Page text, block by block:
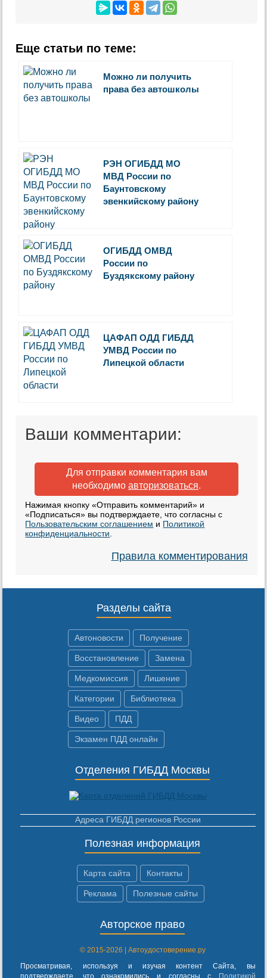
Еще статьи по теме:
Можно ли получить
права без автошколы
РЭН ОГИБДД МО
МВД России по
Баунтовскому
эвенкийскому району
ОГИБДД ОМВД
России по
Буздякскому району
ЦАФАП ОДД ГИБДД
УМВД России по
Липецкой области
Ваши комментарии:
Для отправки комментария вам
необходимо авторизоваться.
Нажимая кнопку «Отправить комментарий» и
«Подписаться» вы подтверждаете, что согласны с
Пользовательским соглашением и Политикой
конфиденциальности
Правила комментирования
Разделы сайта
Автоновости Получение
Восстановление Замена
Медкомиссия Лишение
Категории Библиотека
Видео ПДД
Экзамен ПДД онлайн
Отделения ГИБДД Москвы
Адреса ГИБДД регионов России
Полезная информация
Карта сайта Контакты
Реклама Полезные сайты
Авторское право
© 2015-2026 | Автоудостоверение.ру
Просматривая, используя и изучая контент Сайта, вы
подтверждаете, что ознакомились и согласны с
Политикой